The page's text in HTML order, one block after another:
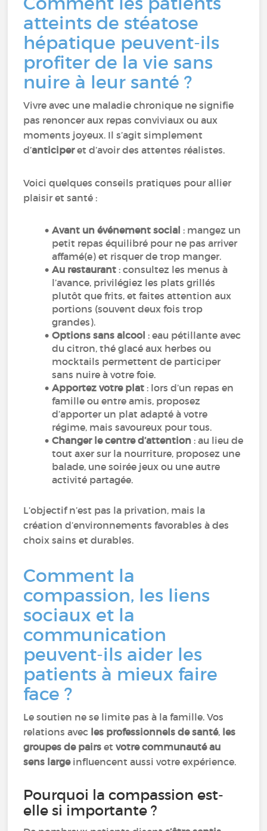
atteints de stéatose
hépatique peuvent-ils
profiter de la vie sans
nuire à leur santé ?
Vivre avec une maladie chronique ne signifie
pas renoncer aux repas conviviaux ou aux
moments joyeux. Il s’agit simplement
d’anticiperet d’avoir des attentes réalistes.
Voici quelques conseils pratiques pour allier
plaisir et santé :
Avant un événement social : mangez un
petit repas équilibré pour ne pas arriver
affamé(e) et risquer de trop manger.
Au restaurant : consultez les menus à
l’avance, privilégiez les plats grillés
plutôt que frits, et faites attention aux
portions (souvent deux fois trop
grandes).
Options sans alcool : eau pétillante avec
du citron, thé glacé aux herbes ou
mocktails permettent de participer
sans nuire à votre foie.
Apportez votre plat : lors d’un repas en
famille ou entre amis, proposez
d’apporter un plat adapté à votre
régime, mais savoureux pour tous.
Changer le centre d’attention : au lieu de
tout axer sur la nourriture, proposez une
balade, une soirée jeux ou une autre
activité partagée.
L’objectif n’est pas la privation, mais la
création d’environnements favorables à des
choix sains et durables.
Comment la
compassion, les liens
sociaux et la
communication
peuvent-ils aider les
patients à mieux faire
face ?
Le soutien ne se limite pas à la famille. Vos
relations avec les professionnels de santé, les
groupes de pairs etvotre communauté au
sens large influencent aussi votre expérience.
Pourquoi la compassion est-
elle si importante ?